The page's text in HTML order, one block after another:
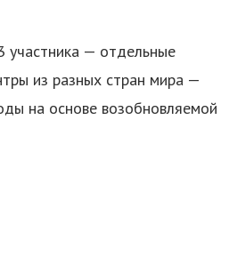
участника — отдельные
из разных стран мира —
на основе возобновляемой